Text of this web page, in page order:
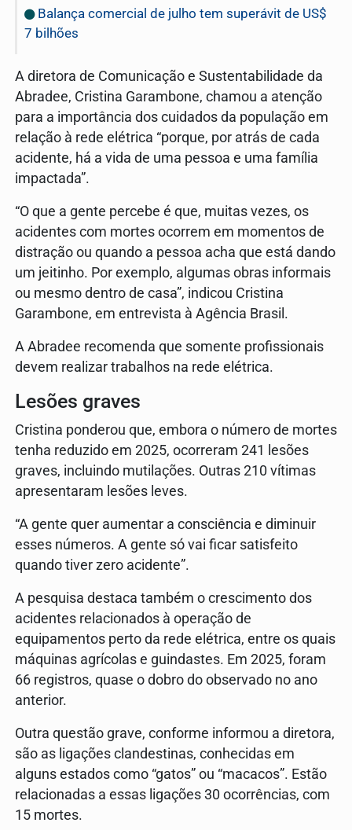
Balança comercial de julho tem superávit de US$
7 bilhões
A diretora de Comunicação e Sustentabilidade da
Abradee, Cristina Garambone, chamou a atenção
para a importância dos cuidados da população em
relação à rede elétrica “porque, por atrás de cada
acidente, há a vida de uma pessoa e uma família
impactada”.
“O que a gente percebe é que, muitas vezes, os
acidentes com mortes ocorrem em momentos de
distração ou quando a pessoa acha que está dando
um jeitinho. Por exemplo, algumas obras informais
ou mesmo dentro de casa”, indicou Cristina
Garambone, em entrevista à Agência Brasil.
A Abradee recomenda que somente profissionais
devem realizar trabalhos na rede elétrica.
Lesões graves
Cristina ponderou que, embora o número de mortes
tenha reduzido em 2025, ocorreram 241 lesões
graves, incluindo mutilações. Outras 210 vítimas
apresentaram lesões leves.
“A gente quer aumentar a consciência e diminuir
esses números. A gente só vai ficar satisfeito
quando tiver zero acidente”.
A pesquisa destaca também o crescimento dos
acidentes relacionados à operação de
equipamentos perto da rede elétrica, entre os quais
máquinas agrícolas e guindastes. Em 2025, foram
66 registros, quase o dobro do observado no ano
anterior.
Outra questão grave, conforme informou a diretora,
são as ligações clandestinas, conhecidas em
alguns estados como “gatos” ou “macacos”. Estão
relacionadas a essas ligações 30 ocorrências, com
15 mortes.